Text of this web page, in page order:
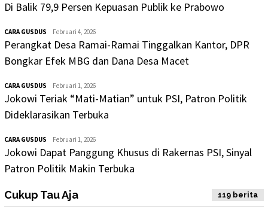
Di Balik 79,9 Persen Kepuasan Publik ke Prabowo
CARA GUSDUS Februari 4, 2026
Perangkat Desa Ramai-Ramai Tinggalkan Kantor, DPR
Bongkar Efek MBG dan Dana Desa Macet
CARA GUSDUS Februari 1, 2026
Jokowi Teriak “Mati-Matian” untuk PSI, Patron Politik
Dideklarasikan Terbuka
CARA GUSDUS Februari 1, 2026
Jokowi Dapat Panggung Khusus di Rakernas PSI, Sinyal
Patron Politik Makin Terbuka
Cukup Tau Aja 119 berita